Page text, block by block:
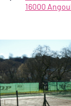
16000